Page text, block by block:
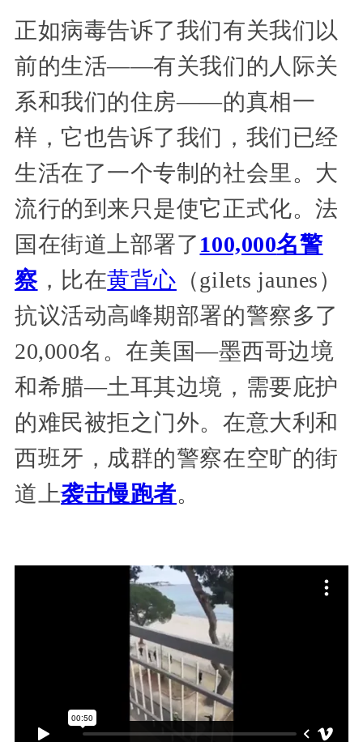
正如病毒告诉了我们有关我们以
前的生活——有关我们的人际关
系和我们的住房——的真相一
样，它也告诉了我们，我们已经
生活在了一个专制的社会里。大
流行的到来只是使它正式化。法
国在街道上部署了100,000名警
察 ，比在黄背心 （gilets jaunes）
抗议活动高峰期部署的警察多了
20,000名。在美国—墨西哥边境
和希腊—土耳其边境，需要庇护
的难民被拒之门外。在意大利和
西班牙，成群的警察在空旷的街
道上袭击慢跑者。